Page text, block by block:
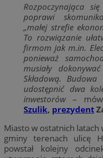
Rozpoczynająca
poprawi
„małej strefie
To rozwiązanie
firmom jak m.in.
ponieważ
musiały
Składową.
udostępnić dwa
inwestorów–
Szulik, prezydent
Miasto w ostatnich latach
gminy terenach ulicę
powstał kolejny